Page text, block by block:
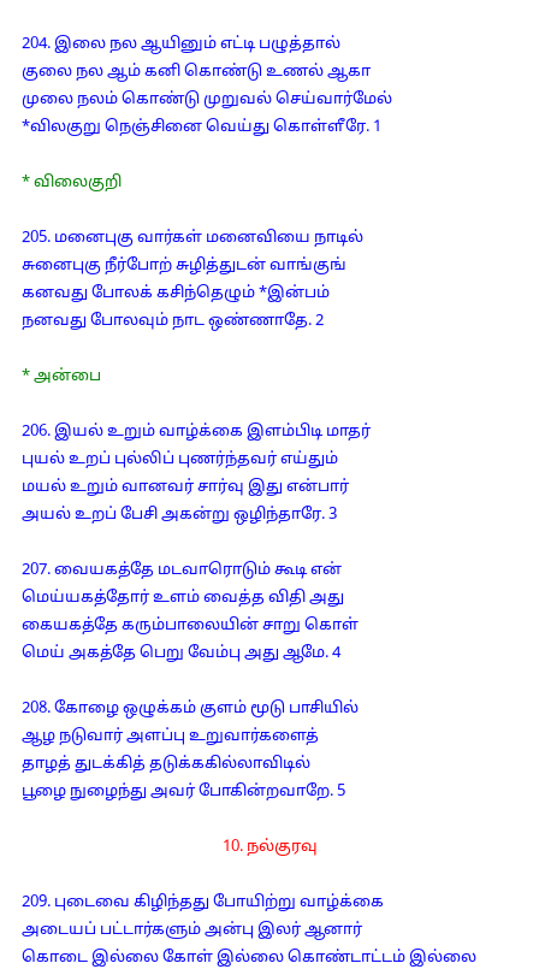
204. இலை நல ஆயினும் எட்டி பழுத்தால்
குலை நல ஆம் கனி கொண்டு உணல் ஆகா
முலை நலம் கொண்டு முறுவல் செய்வார்மேல்
*விலகுறு நெஞ்சினை வெய்து கொள்ளீரே. 1
* விலைகுறி
205. மனைபுகு வார்கள் மனைவியை நாடில்
சுனைபுகு நீர்போற் சுழித்துடன் வாங்குங்
கனவது போலக் கசிந்தெழும் *இன்பம்
நனவது போலவும் நாட ஒண்ணாதே. 2
* அன்பை
206. இயல் உறும் வாழ்க்கை இளம்பிடி மாதர்
புயல் உறப் புல்லிப் புணர்ந்தவர் எய்தும்
மயல் உறும் வானவர் சார்வு இது என்பார்
அயல் உறப் பேசி அகன்று ஒழிந்தாரே. 3
207. வையகத்தே மடவாரொடும் கூடி என்
மெய்யகத்தோர் உளம் வைத்த விதி அது
கையகத்தே கரும்பாலையின் சாறு கொள்
மெய் அகத்தே பெறு வேம்பு அது ஆமே. 4
208. கோழை ஒழுக்கம் குளம் மூடு பாசியில்
ஆழ நடுவார் அளப்பு உறுவார்களைத்
தாழத் துடக்கித் தடுக்ககில்லாவிடில்
பூழை நுழைந்து அவர் போகின்றவாறே. 5
10. நல்குரவு
209. புடைவை கிழிந்தது போயிற்று வாழ்க்கை
அடையப் பட்டார்களும் அன்பு இலர் ஆனார்
கொடை இல்லை கோள் இல்லை கொண்டாட்டம் இல்லை